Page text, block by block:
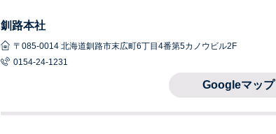
釧路本社
〒085-0014 北海道釧路市末広町6丁目4番第5カノウビル2F
0154-24-1231
Googleマップ